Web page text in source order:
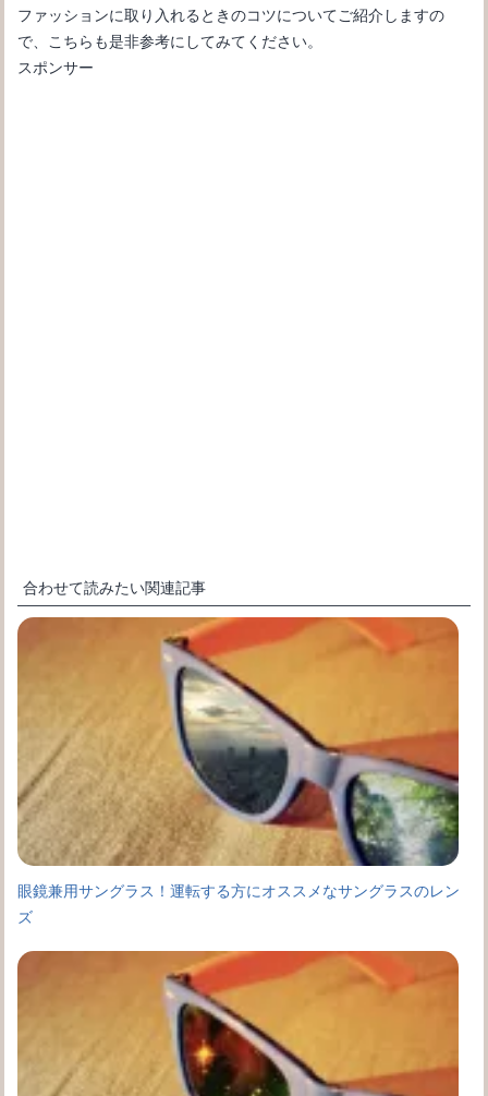
ファッションに取り入れるときのコツについてご紹介しますの
で、こちらも是非参考にしてみてください。
スポンサー
合わせて読みたい関連記事
眼鏡兼用サングラス！運転する方にオススメなサングラスのレン
ズ